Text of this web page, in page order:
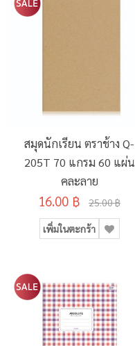
สมุดนักเรียน ตราช้าง Q-
205T 70 แกรม 60 แผ่น
คละลาย
16.00 ฿ 25.00 ฿
เพิ่มในตะกร้า